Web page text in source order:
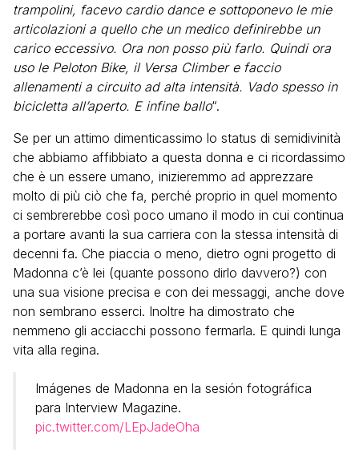
trampolini, facevo cardio dance e sottoponevo le mie
articolazioni a quello che un medico definirebbe un
carico eccessivo. Ora non posso più farlo. Quindi ora
uso le Peloton Bike, il Versa Climber e faccio
allenamenti a circuito ad alta intensità. Vado spesso in
bicicletta all’aperto. E infine ballo“.
Se per un attimo dimenticassimo lo status di semidivinità
che abbiamo affibbiato a questa donna e ci ricordassimo
che è un essere umano, inizieremmo ad apprezzare
molto di più ciò che fa, perché proprio in quel momento
ci sembrerebbe così poco umano il modo in cui continua
a portare avanti la sua carriera con la stessa intensità di
decenni fa. Che piaccia o meno, dietro ogni progetto di
Madonna c’è lei (quante possono dirlo davvero?) con
una sua visione precisa e con dei messaggi, anche dove
non sembrano esserci. Inoltre ha dimostrato che
nemmeno gli acciacchi possono fermarla. E quindi lunga
vita alla regina.
Imágenes de Madonna en la sesión fotográfica
para Interview Magazine.
pic.twitter.com/LEpJadeOha